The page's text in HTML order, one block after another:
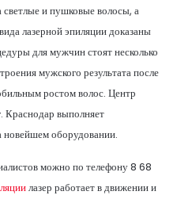
и пушковые волосы, а
лазерной эпиляции доказаны
для мужчин стоят несколько
мужского результата после
ростом волос. Центр
Краснодар выполняет
новейшем оборудовании.
можно по телефону 8 68
лазер работает в движении и